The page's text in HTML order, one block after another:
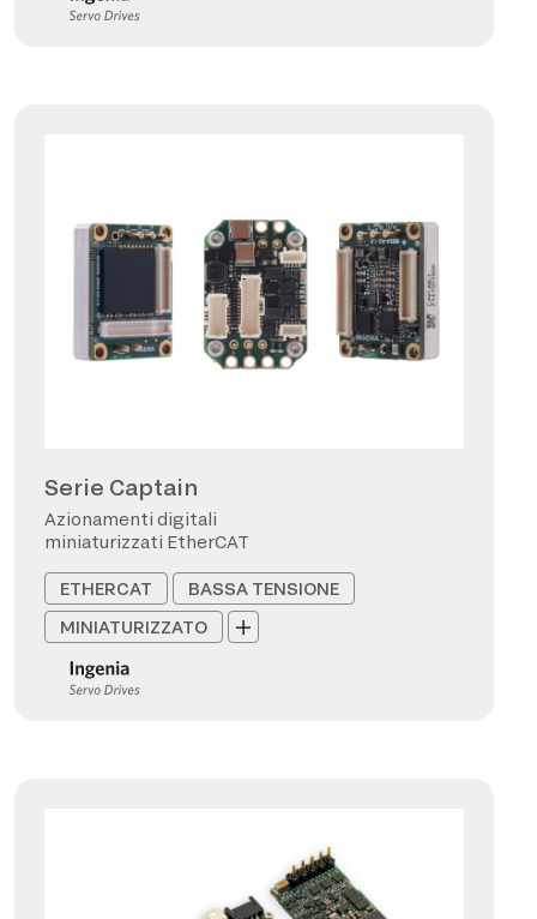
Serie Captain
Azionamenti digitali
miniaturizzati EtherCAT
ETHERCAT
BASSA TENSIONE
MINIATURIZZATO